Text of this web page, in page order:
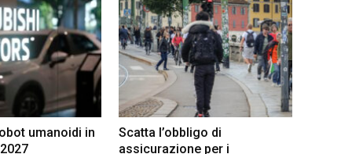
umanoidi in
Scatta l’obbligo di
assicurazione per i